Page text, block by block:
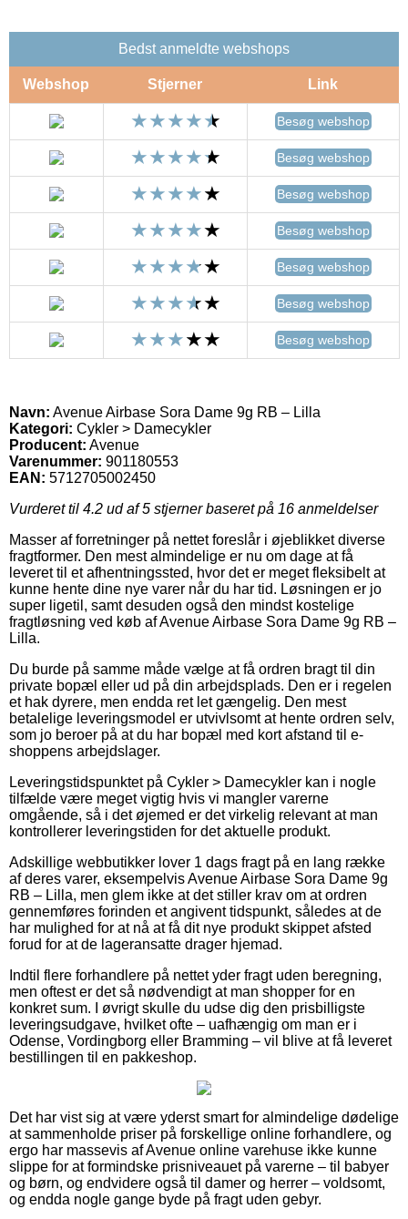
Bedst anmeldte webshops
Webshop Stjerner Link
Besøg webshop
Besøg webshop
Besøg webshop
Besøg webshop
Besøg webshop
Besøg webshop
Besøg webshop
Navn: Avenue Airbase Sora Dame 9g RB – Lilla
Kategori: Cykler > Damecykler
Producent: Avenue
Varenummer: 901180553
EAN: 5712705002450
Vurderet til 4.2 ud af 5 stjerner baseret på 16 anmeldelser
Masser af forretninger på nettet foreslår i øjeblikket diverse
fragtformer. Den mest almindelige er nu om dage at få
leveret til et afhentningssted, hvor det er meget fleksibelt at
kunne hente dine nye varer når du har tid. Løsningen er jo
super ligetil, samt desuden også den mindst kostelige
fragtløsning ved køb af Avenue Airbase Sora Dame 9g RB –
Lilla.
Du burde på samme måde vælge at få ordren bragt til din
private bopæl eller ud på din arbejdsplads. Den er i regelen
et hak dyrere, men endda ret let gængelig. Den mest
betalelige leveringsmodel er utvivlsomt at hente ordren selv,
som jo beroer på at du har bopæl med kort afstand til e-
shoppens arbejdslager.
Leveringstidspunktet på Cykler > Damecykler kan i nogle
tilfælde være meget vigtig hvis vi mangler varerne
omgående, så i det øjemed er det virkelig relevant at man
kontrollerer leveringstiden for det aktuelle produkt.
Adskillige webbutikker lover 1 dags fragt på en lang række
af deres varer, eksempelvis Avenue Airbase Sora Dame 9g
RB – Lilla, men glem ikke at det stiller krav om at ordren
gennemføres forinden et angivent tidspunkt, således at de
har mulighed for at nå at få dit nye produkt skippet afsted
forud for at de lageransatte drager hjemad.
Indtil flere forhandlere på nettet yder fragt uden beregning,
men oftest er det så nødvendigt at man shopper for en
konkret sum. I øvrigt skulle du udse dig den prisbilligste
leveringsudgave, hvilket ofte – uafhængig om man er i
Odense, Vordingborg eller Bramming – vil blive at få leveret
bestillingen til en pakkeshop.
Det har vist sig at være yderst smart for almindelige dødelige
at sammenholde priser på forskellige online forhandlere, og
ergo har massevis af Avenue online varehuse ikke kunne
slippe for at formindske prisniveauet på varerne – til babyer
og børn, og endvidere også til damer og herrer – voldsomt,
og endda nogle gange byde på fragt uden gebyr.